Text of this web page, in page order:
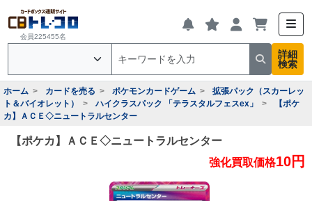
会員225455名
詳細
検索
ホーム カードを売る ポケモンカードゲーム
拡張パック（スカーレッ
ト＆バイオレット）
ハイクラスパック 「テラスタルフェスex」
【ポケ
カ】ＡＣＥ◇ニュートラルセンター
【ポケカ】ＡＣＥ◇ニュートラルセンター
強化買取価格10円